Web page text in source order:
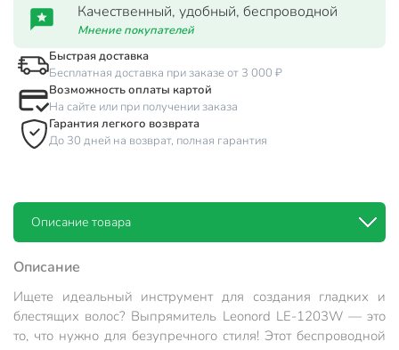
Качественный, удобный, беспроводной
Мнение покупателей
Быстрая доставка
Бесплатная доставка при заказе от 3 000 ₽
Возможность оплаты картой
На сайте или при получении заказа
Гарантия легкого возврата
До 30 дней на возврат, полная гарантия
Описание товара
Описание
Ищете идеальный инструмент для создания гладких и
блестящих волос? Выпрямитель Leonord LE-1203W — это
то, что нужно для безупречного стиля! Этот беспроводной